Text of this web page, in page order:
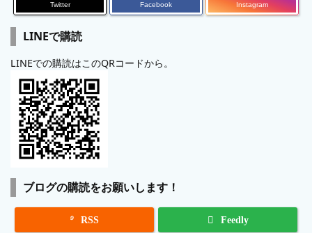
Twitter Facebook Instagram
LINEで購読
LINEでの購読はこのQRコードから。
ブログの購読をお願いします！
 RSS Feedly